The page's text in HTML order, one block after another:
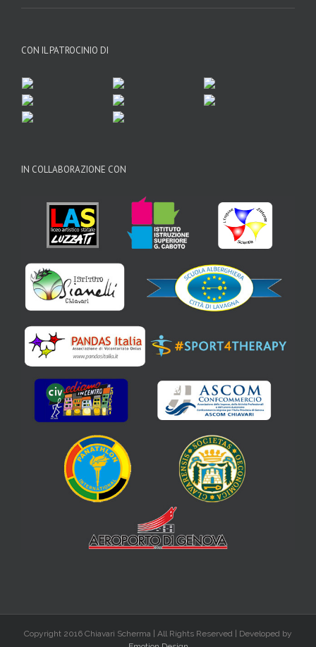
CON IL PATROCINIO DI
IN COLLABORAZIONE CON
Copyright 2016 Chiavari Scherma | All Rights Reserved | Developed by